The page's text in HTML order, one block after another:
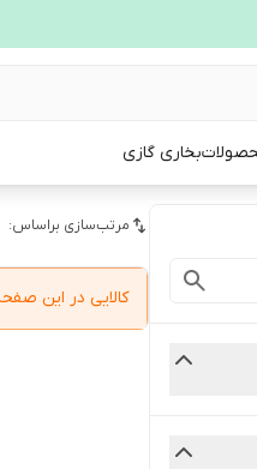
بخاری گازی
مرتب‌سازی براساس:
کالایی در این